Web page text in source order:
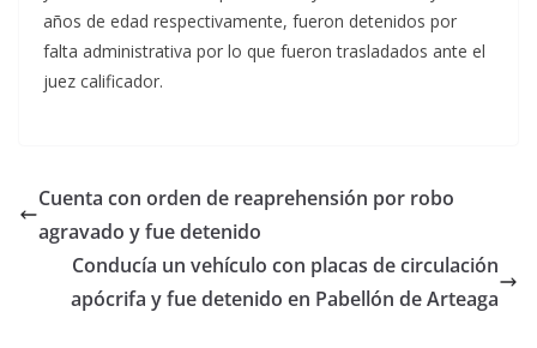
años de edad respectivamente, fueron detenidos por
falta administrativa por lo que fueron trasladados ante el
juez calificador.
Cuenta con orden de reaprehensión por robo
agravado y fue detenido
Conducía un vehículo con placas de circulación
apócrifa y fue detenido en Pabellón de Arteaga